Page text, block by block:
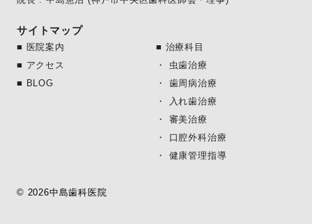
サイトマップ
■ 医院案内
■ アクセス
■ BLOG
■ 治療科目
・ 虫歯治療
・ 歯周病治療
・ 入れ歯治療
・ 審美治療
・ 口腔外科治療
・ 健康管理指導
© 2026中島歯科医院